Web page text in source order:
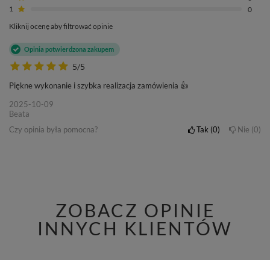
1
0
Kliknij ocenę aby filtrować opinie
5/5
Opinia potwierdzona zakupem
Piękne wykonanie i szybka realizacja zamówienia 👍️
2025-10-09
Beata
Czy opinia była pomocna?
Tak 0 Nie 0
ZOBACZ OPINIE
INNYCH KLIENTÓW